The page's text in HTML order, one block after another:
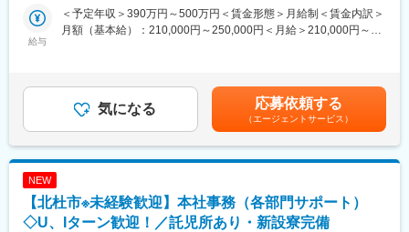
とステップアップできる制度があります。基本的には専門領域で
経験を積みながらキャリア形成を目指します。
☆経済産業省 健康経営優良法人２０２６（大規模法人部門）
☆プラチナくるみんプラス（厚生労働省認証企業）
☆山梨県が発行された、「あきらめない、ふたつの未来 不妊治療
☆エンゲージメント調査を20年連続実施、従業員の声を会社に届
☆従業員定着率は、95.5％（製造業の平均は約85％）
調査まで幅広くご担当いただきます。
┗図面・検査基準書に基づく外観検査および品質判定
┗製造工程における初品検査、工程内検査、出荷検査
■入社後のフォロー体制
検査機器のメーカーがおこなっている講習など、社内外の講習を
給与
＜予定年収＞390万円～500万円＜賃金形態＞月給制＜賃金内訳＞
月額（基本給）：210,000円～250,000円＜月給＞210,000円～
ます。賃金はあくまでも目安の金額であり、選考を通じて上下す
る可能性があります。月給(月額)は固定手当を含めた表記です。
気になる 応募依頼する
（エージェントサービス）
NEW
【北杜市※未経験歓迎】本社事務（各部門サポート）
◇U、Iターン歓迎！／託児所あり・新設寮完備